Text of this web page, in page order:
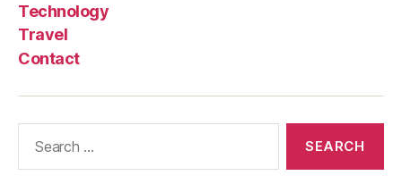
Technology
Travel
Contact